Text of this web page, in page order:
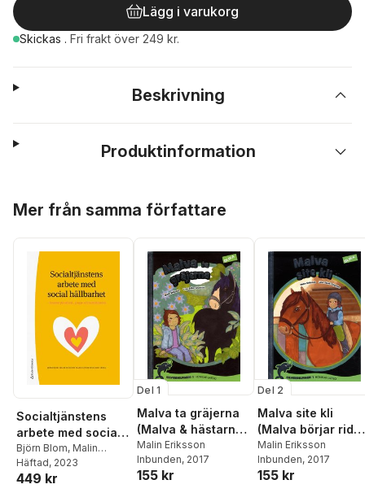
Lägg i varukorg
Skickas . Fri frakt över 249 kr.
Beskrivning
Produktinformation
Mer från samma författare
Socialtjänstens
arbete med social
hållbarhet :
insatser på
individ-, grupp-
Björn Blom, Malin
Eriksson,Marie-Louise
Snellman
Häftad, 2023
449 kr
Del 1
Malva ta gräjerna
(Malva & hästarna
på resanderomani)
Malin Eriksson
Inbunden, 2017
155 kr
Del 2
Malva site kli
(Malva börjar rida
på
Malin Eriksson
Inbunden, 2017
155 kr